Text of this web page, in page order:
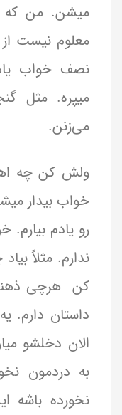
میشن. من که
معلوم نیست
نصف خواب
میپره. مثل
می‌زنن.
ولش کن چه
خواب بیدار
رو یادم
ندارم. مثلاً
کن هرچی
داستان دارم.
الان دخلشو
به دردمون
نخورده باشه